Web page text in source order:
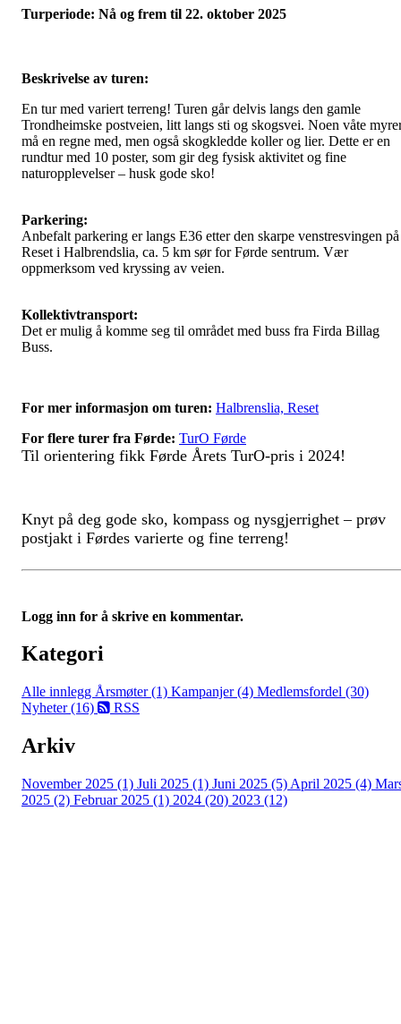
Turperiode: Nå og frem til 22. oktober 2025
Beskrivelse av turen:
En tur med variert terreng! Turen går delvis langs den gamle
Trondheimske postveien, litt langs sti og skogsvei. Noen våte
må en regne med, men også skogkledde koller og lier. Dette er en
rundtur med 10 poster, som gir deg fysisk aktivitet og fine
naturopplevelser – husk gode sko!
Parkering:
Anbefalt parkering er langs E36 etter den skarpe venstresvingen på
Reset i Halbrendslia, ca. 5 km sør for Førde sentrum. Vær
oppmerksom ved kryssing av veien.
Kollektivtransport:
Det er mulig å komme seg til området med buss fra Firda Billag
Buss.
For mer informasjon om turen: Halbrenslia, Reset
For flere turer fra Førde: TurO Førde
Til orientering fikk Førde Årets TurO-pris i 2024!
Knyt på deg gode sko, kompass og nysgjerrighet – prøv
postjakt i Førdes varierte og fine terreng!
Logg inn for å skrive en kommentar.
Kategori
Alle innlegg Årsmøter (1) Kampanjer (4) Medlemsfordel (30)
Nyheter (16)
RSS
Arkiv
November 2025 (1) Juli 2025 (1) Juni 2025 (5) April 2025 (4)
2025 (2) Februar 2025 (1) 2024 (20) 2023 (12)